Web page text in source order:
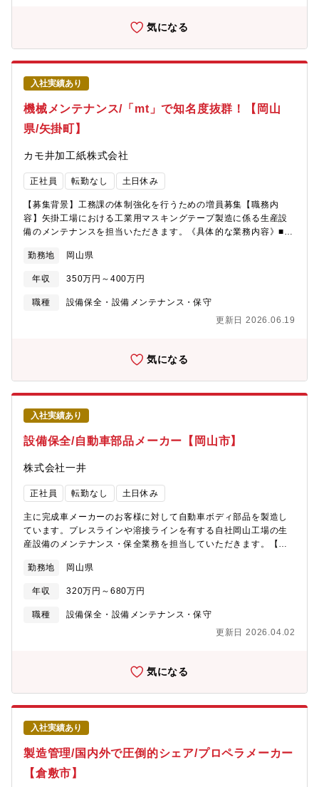
上の派遣に従事頂きます＜派遣中の給付＞・派遣手当 ・帰宅旅
気になる
入社実績あり
機械メンテナンス/「mt」で知名度抜群！【岡山
県/矢掛町】
カモ井加工紙株式会社
正社員 転勤なし 土日休み
【募集背景】工務課の体制強化を行うための増員募集【職務内
容】矢掛工場における工業用マスキングテープ製造に係る生産設
備のメンテナンスを担当いただきます。《具体的な業務内容》■各
など【入社後の流れや教育に関して】入社後は、まず日勤にて研
修を行い、業務や設備、作業の流れを習得していただきます。そ
の後は、会社カレンダーに基づく4直3交替勤務へ配属となり、生
産設備の技術的改善に向けた設計・製作・設置・試運転、機械ト
析・修正などを担当いただきます。【スキルアップに必要な資格
等の業務に係る特別教育・フォークリフト運転技能講習・アーク
溶接等の業務に係る特別教育・消防設備士・乙種第４類危険物取
扱者・自由研削用といしの取替え等の業務に係る特別教育【組織
構成】工務課：7名（1勤2名/4直3交替勤務）
勤務地 岡山県
年収 350万円～400万円
職種
設備保全・設備メンテナンス・保守
更新日 2026.06.19
気になる
入社実績あり
設備保全/自動車部品メーカー【岡山市】
株式会社一井
正社員 転勤なし 土日休み
主に完成車メーカーのお客様に対して自動車ボディ部品を製造し
ています。プレスラインや溶接ラインを有する自社岡山工場の生
産設備のメンテナンス・保全業務を担当していただきます。【職
計画に基づく設備メンテナンス ■予防保全■故障、停止時の修理対
応（原因調査と対策） ■必要部品の手配、整理整頓■外部設備業者
への修理手配 など【魅力】50年で100億円の売り上げ規模まで
成長。現場の整理整頓といった3Sの徹底や他社の生産ノウハウを
勤務地 岡山県
年収 320万円～680万円
職種
設備保全・設備メンテナンス・保守
更新日 2026.04.02
気になる
入社実績あり
製造管理/国内外で圧倒的シェア/プロペラメーカー
【倉敷市】